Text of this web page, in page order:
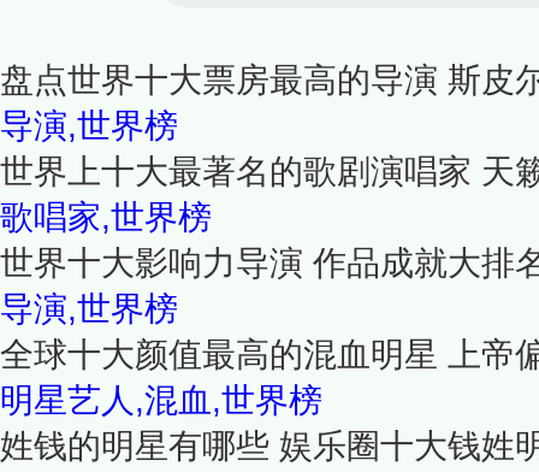
盘点世界十大票房最高的导演 斯皮
导演,世界榜
世界上十大最著名的歌剧演唱家 天
歌唱家,世界榜
世界十大影响力导演 作品成就大排
导演,世界榜
全球十大颜值最高的混血明星 上帝
明星艺人,混血,世界榜
姓钱的明星有哪些 娱乐圈十大钱姓